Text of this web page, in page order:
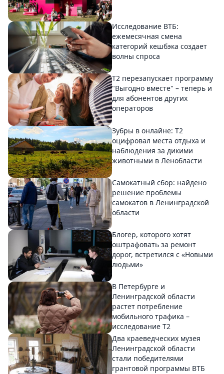
Исследование ВТБ:
ежемесячная смена
категорий кешбэка создает
волны спроса
Т2 перезапускает программу
"Выгодно вместе" – теперь и
для абонентов других
операторов
Зубры в онлайне: Т2
оцифровал места отдыха и
наблюдения за дикими
животными в Ленобласти
Самокатный сбор: найдено
решение проблемы
самокатов в Ленинградской
области
Блогер, которого хотят
оштрафовать за ремонт
дорог, встретился с «Новыми
людьми»
В Петербурге и
Ленинградской области
растет потребление
мобильного трафика –
исследование T2
Два краеведческих музея
Ленинградской области
стали победителями
грантовой программы ВТБ